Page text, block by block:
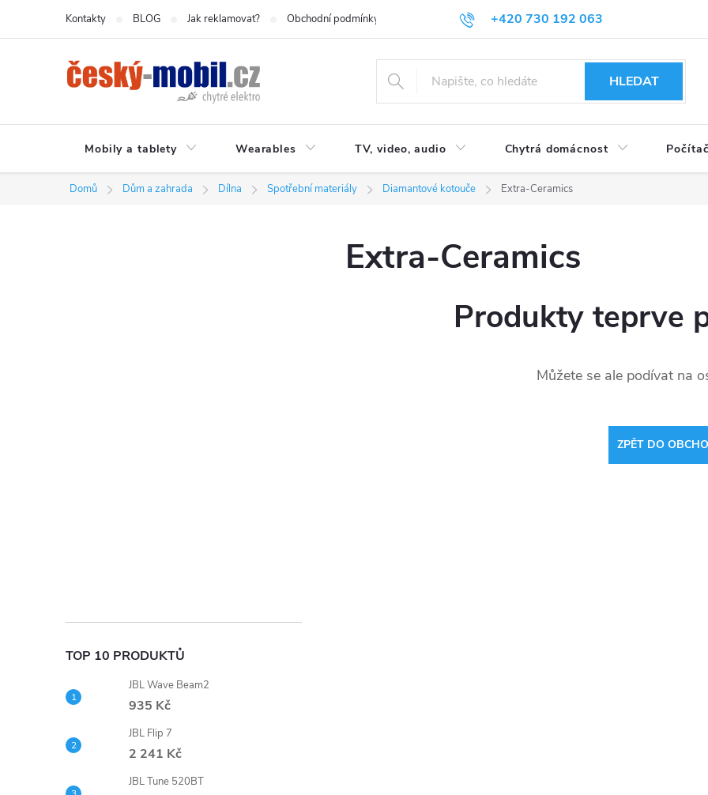
+420 730 192 063
Kontakty BLOG Jak reklamovat? Obchodní podmínky Podmínky ochrany osobních údajů
HLEDAT
Mobily a tablety Wearables TV, video, audio Chytrá domácnost
Domů Dům a zahrada Dílna Spotřební materiály Diamantové kotouče Extra-Ceramics
p
a
n
e
TOP 10 PRODUKTŮ
JBL Wave Beam2
935 Kč
JBL Flip 7
2 241 Kč
JBL Tune 520BT
Extra-Ceramics
Produkty teprve
Můžete se ale podívat na
ZPĚT DO